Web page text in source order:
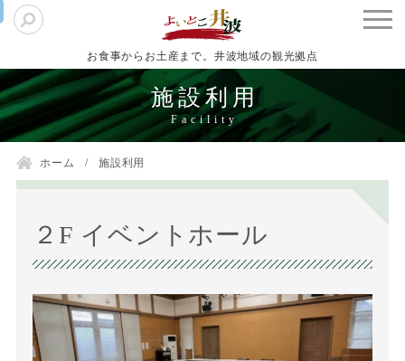
お食事からお土産まで。井波地域の観光拠点
施設利用
ホーム 施設利用
２F イベントホール